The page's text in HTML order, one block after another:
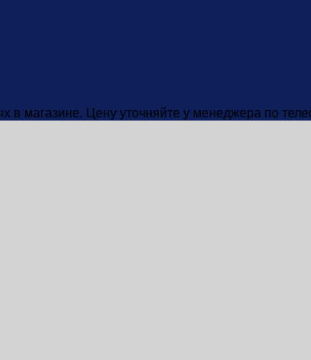
в магазине. Цену уточняйте у менеджера по